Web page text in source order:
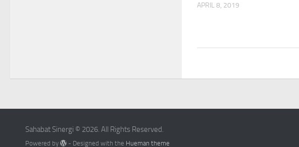
APRIL 8, 2019
Sahabat Sinergi © 2026. All Rights Reserved.
Powered by - Designed with the Hueman theme